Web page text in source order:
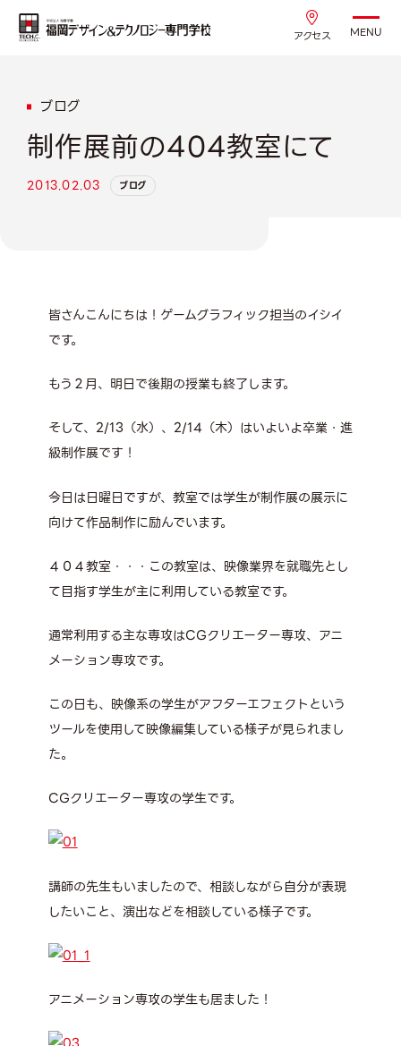
アクセス MENU
ブログ
制作展前の404教室にて
2013.02.03 ブログ
皆さんこんにちは！ゲームグラフィック担当のイシイ
です。
もう２月、明日で後期の授業も終了します。
そして、2/13（水）、2/14（木）はいよいよ卒業・進
級制作展です！
今日は日曜日ですが、教室では学生が制作展の展示に
向けて作品制作に励んでいます。
４０４教室・・・この教室は、映像業界を就職先とし
て目指す学生が主に利用している教室です。
通常利用する主な専攻はCGクリエーター専攻、アニ
メーション専攻です。
この日も、映像系の学生がアフターエフェクトという
ツールを使用して映像編集している様子が見られまし
た。
CGクリエーター専攻の学生です。
講師の先生もいましたので、相談しながら自分が表現
したいこと、演出などを相談している様子です。
アニメーション専攻の学生も居ました！